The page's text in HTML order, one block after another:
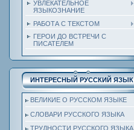
УВЛЕКАТЕЛЬНОЕ
ЯЗЫКОЗНАНИЕ
РАБОТА С ТЕКСТОМ
ГЕРОИ ДО ВСТРЕЧИ С
ПИСАТЕЛЕМ
ИНТЕРЕСНЫЙ РУССКИЙ ЯЗЫК
ВЕЛИКИЕ О РУССКОМ ЯЗЫКЕ
СЛОВАРИ РУССКОГО ЯЗЫКА
ТРУДНОСТИ РУССКОГО ЯЗЫКА